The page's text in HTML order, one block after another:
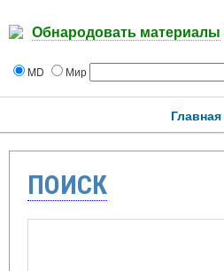
Обнародовать материалы
MD Мир
Главная
ПОИСК